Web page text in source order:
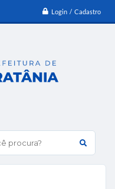
Login / Cadastro